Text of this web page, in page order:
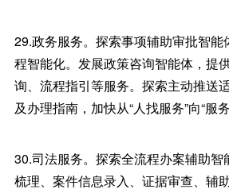
29.政务服务。探索事项辅助审批智
程智能化。发展政策咨询智能体，提
询、流程指引等服务。探索主动推送
及办理指南，加快从“人找服务”向“服务
30.司法服务。探索全流程办案辅助
梳理、案件信息录入、证据审查、辅